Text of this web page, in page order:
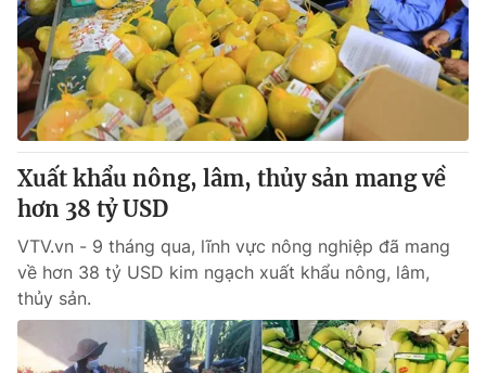
Xuất khẩu nông, lâm, thủy sản mang về
hơn 38 tỷ USD
VTV.vn - 9 tháng qua, lĩnh vực nông nghiệp đã mang
về hơn 38 tỷ USD kim ngạch xuất khẩu nông, lâm,
thủy sản.